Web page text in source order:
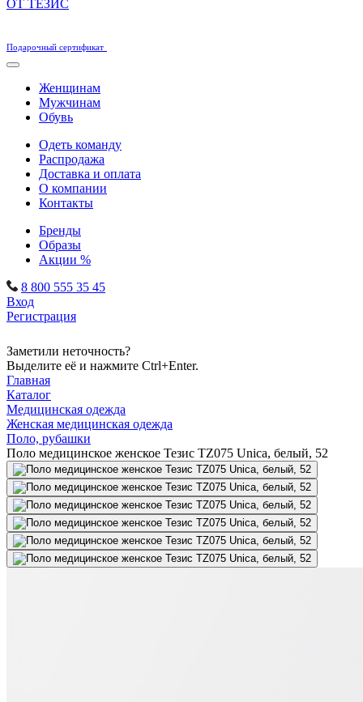
ОТ ТЕЗИС
Подарочный сертификат
Женщинам
Мужчинам
Обувь
Одеть команду
Распродажа
Доставка и оплата
О компании
Контакты
Бренды
Образы
Акции %
8 800 555 35 45
Вход
Регистрация
Заметили неточность?
Выделите её и нажмите Ctrl+Enter.
Главная
Каталог
Медицинская одежда
Женская медицинская одежда
Поло, рубашки
Поло медицинское женское Тезис TZ075 Unica, белый, 52